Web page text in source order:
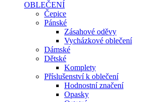
OBLEČENÍ
Čepice
Pánské
Zásahové oděvy
Vycházkové oblečení
Dámské
Dětské
Komplety
Příslušenství k oblečení
Hodnostní značení
Opasky